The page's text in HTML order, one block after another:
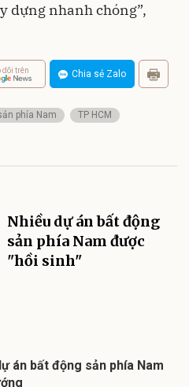
dựng nhanh chóng”,
dõi trên Chia sẻ Zalo
phía Nam
TP HCM
Nhiều dự án bất động
sản phía Nam được
"hồi sinh"
án bất động sản phía Nam